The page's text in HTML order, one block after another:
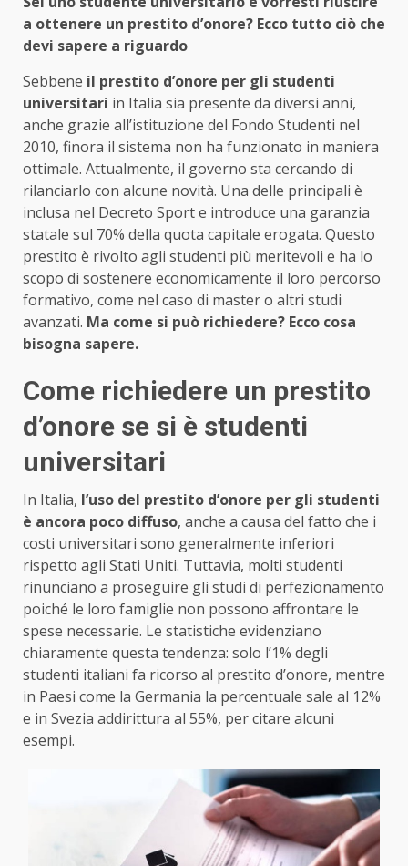
a ottenere un prestito d’onore? Ecco tutto ciò che
devi sapere a riguardo
Sebbene il prestito d’onore per gli studenti
universitari in Italia sia presente da diversi anni,
anche grazie all’istituzione del Fondo Studenti nel
2010, finora il sistema non ha funzionato in maniera
ottimale. Attualmente, il governo sta cercando di
rilanciarlo con alcune novità. Una delle principali è
inclusa nel Decreto Sport e introduce una garanzia
statale sul 70% della quota capitale erogata. Questo
prestito è rivolto agli studenti più meritevoli e ha lo
scopo di sostenere economicamente il loro percorso
formativo, come nel caso di master o altri studi
avanzati. Ma come si può richiedere? Ecco cosa
bisogna sapere.
Come richiedere un prestito
d’onore se si è studenti
universitari
In Italia, l’uso del prestito d’onore per gli studenti
è ancora poco diffuso, anche a causa del fatto che i
costi universitari sono generalmente inferiori
rispetto agli Stati Uniti. Tuttavia, molti studenti
rinunciano a proseguire gli studi di perfezionamento
poiché le loro famiglie non possono affrontare le
spese necessarie. Le statistiche evidenziano
chiaramente questa tendenza: solo l’1% degli
studenti italiani fa ricorso al prestito d’onore, mentre
in Paesi come la Germania la percentuale sale al 12%
e in Svezia addirittura al 55%, per citare alcuni
esempi.